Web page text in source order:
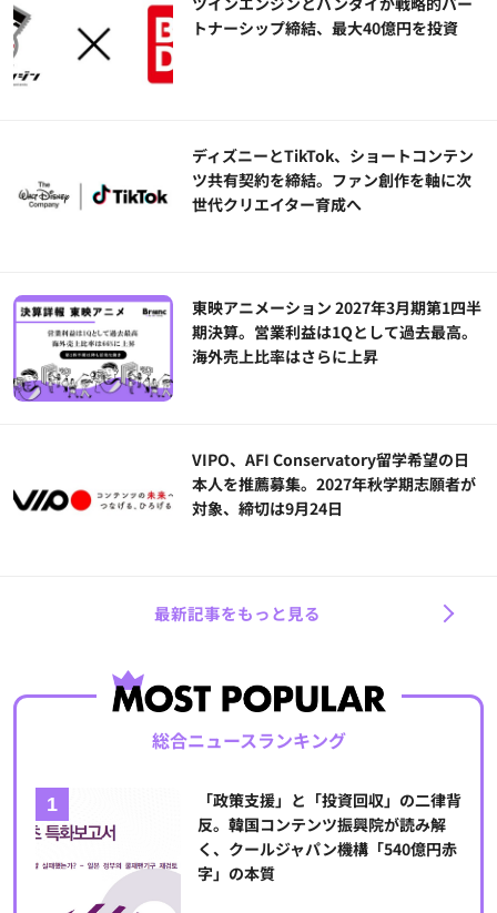
トナーシップ締結、最大40億円を投資
ディズニーとTikTok、ショートコンテン
ツ共有契約を締結。ファン創作を軸に次
世代クリエイター育成へ
東映アニメーション 2027年3月期第1四半
期決算。営業利益は1Qとして過去最高。
海外売上比率はさらに上昇
VIPO、AFI Conservatory留学希望の日
本人を推薦募集。2027年秋学期志願者が
対象、締切は9月24日
最新記事をもっと見る
総合ニュースランキング
「政策支援」と「投資回収」の二律背
反。韓国コンテンツ振興院が読み解
く、クールジャパン機構「540億円赤
字」の本質